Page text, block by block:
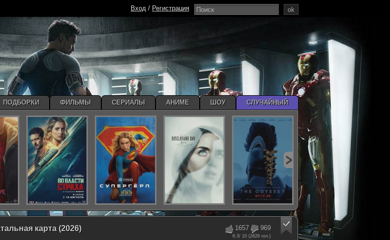
1657 969
6.3/ 10 (2626 гол.)
карта (2026)
ok
Вход / Регистрация
ПОДБОРКИ ФИЛЬМЫ СЕРИАЛЫ АНИМЕ ШОУ СЛУЧАЙНЫЙ